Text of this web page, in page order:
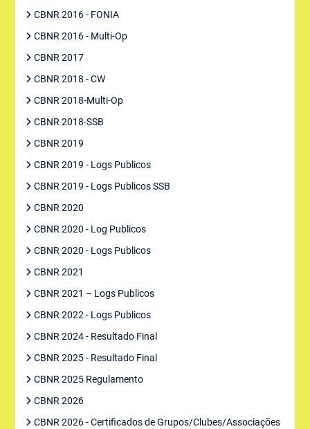
CBNR 2016 - FONIA
CBNR 2016 - Multi-Op
CBNR 2017
CBNR 2018 - CW
CBNR 2018-Multi-Op
CBNR 2018-SSB
CBNR 2019
CBNR 2019 - Logs Publicos
CBNR 2019 - Logs Publicos SSB
CBNR 2020
CBNR 2020 - Log Publicos
CBNR 2020 - Logs Publicos
CBNR 2021
CBNR 2021 – Logs Publicos
CBNR 2022 - Logs Publicos
CBNR 2024 - Resultado Final
CBNR 2025 - Resultado Final
CBNR 2025 Regulamento
CBNR 2026
CBNR 2026 - Certificados de Grupos/Clubes/Associações